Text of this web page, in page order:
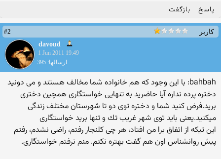
پاسخ بازگفت
کاربر
#2
davoud
1 Jun 2011 19:49
ارسالها: 395
bahbah: با این وجود كه هم خانواده شما مخالف هستند و می دونید
دختره پرده نداره آیا حاضرید به تنهایی خواستگاری همچین دختری
برید.فرض كنید شما و دختره توی دو تا شهرستان مختلف زندگی
میكنید.یعنی باید توی شهر غریب تك و تنها برید خواستگاری
این تیکه از اتفاق برا من افتاد، هر چی کلنجار رفتم، راضی نشدم، رفتم
پیش روانشناس اون هم گفت بهتره نکنم. منم نرفتم خواستگاری.